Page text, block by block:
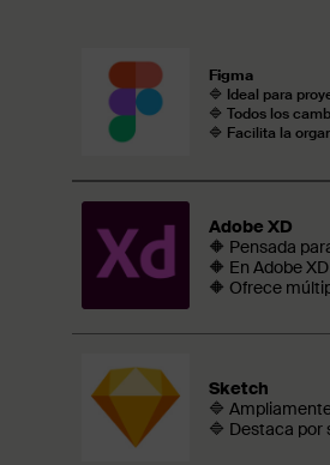
Figma
🔷 Ideal para
🔷 Todos los
🔷 Facilita la
Adobe XD
🔶 Pensada
🔶 En Adobe
🔶 Ofrece
Sketch
🔷
🔷 Destaca por